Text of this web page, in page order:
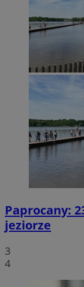
Paprocany:
jeziorze
3
4